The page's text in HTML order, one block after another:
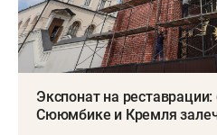
Экспонат на
Сююмбике и Кремля